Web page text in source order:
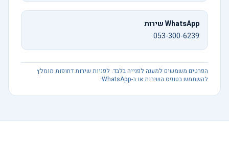
WhatsApp שירות
053-300-6239
הפרטים משמשים למענה לפנייה בלבד. לפניות שירות דחופות מומלץ
להשתמש בטופס השירות או ב-WhatsApp.